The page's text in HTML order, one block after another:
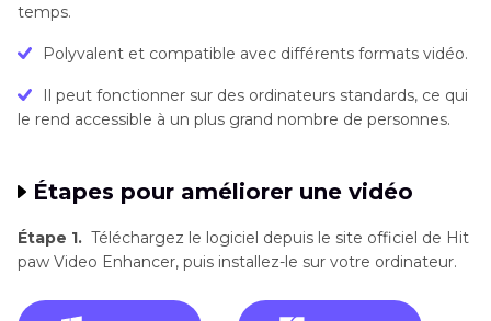
temps.
Polyvalent et compatible avec différents formats vidéo.
Il peut fonctionner sur des ordinateurs standards, ce qui
le rend accessible à un plus grand nombre de personnes.
Étapes pour améliorer une vidéo
Étape 1. Téléchargez le logiciel depuis le site officiel de Hit
paw Video Enhancer, puis installez-le sur votre ordinateur.